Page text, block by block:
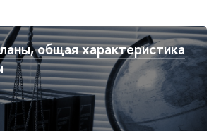
общая характеристика